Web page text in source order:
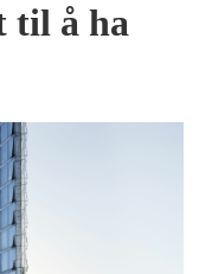
til å ha